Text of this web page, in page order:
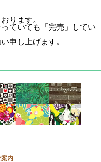
ります。
ていても「完売」してい
申し上げます。
案内